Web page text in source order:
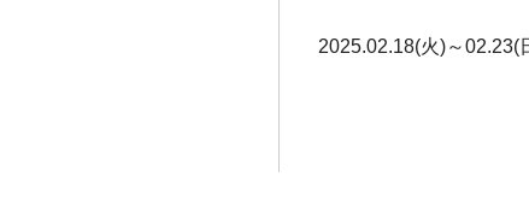
2025.02.18(火)～02.23(